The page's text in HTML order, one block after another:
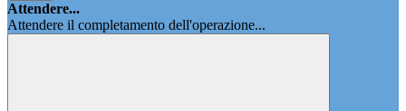
Attendere...
Attendere il completamento dell'operazione...